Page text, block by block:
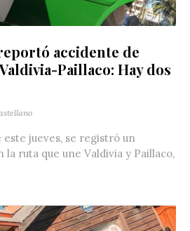
accidente de
Paillaco: Hay dos
jueves, se registró un
ruta que une Valdivia y Paillaco,